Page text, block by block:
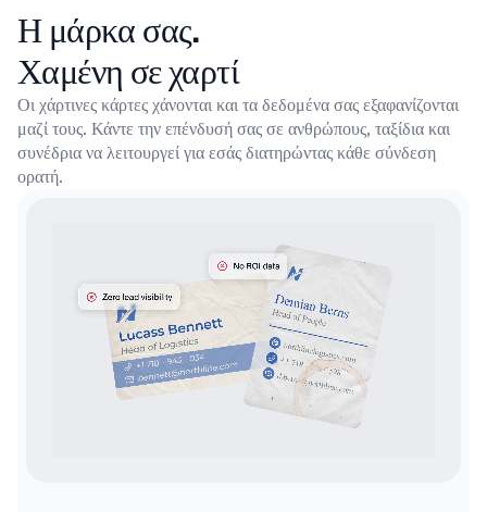
Η μάρκα σας.
Χαμένη σε χαρτί
Οι χάρτινες κάρτες χάνονται και τα δεδομένα σας εξαφανίζονται
μαζί τους. Κάντε την επένδυσή σας σεανθρώπους, ταξίδια και
συνέδρια να λειτουργεί για εσάς διατηρώντας κάθε σύνδεση
ορατή.